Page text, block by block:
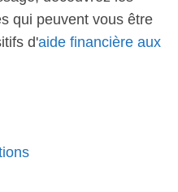
qui peuvent vous être
d'aide financière aux